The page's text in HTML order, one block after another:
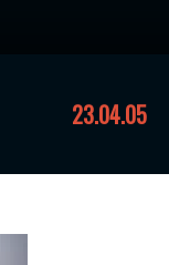
23.04.05